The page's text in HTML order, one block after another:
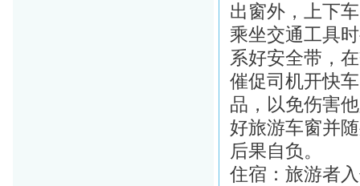
出窗外，上下
乘坐交通工具
系好安全带，
催促司机开快
品，以免伤害
好旅游车窗并
后果自负。
住宿：旅游者